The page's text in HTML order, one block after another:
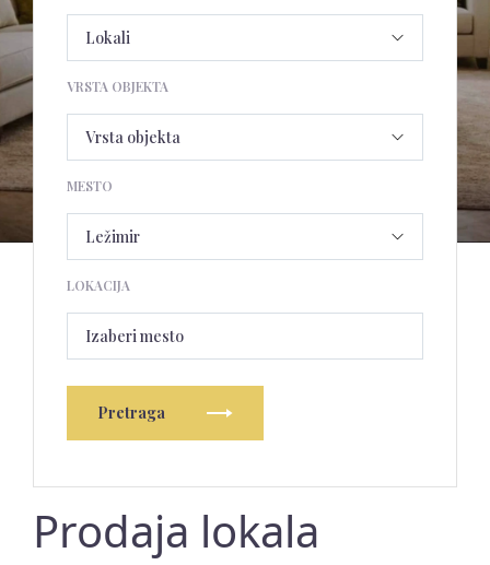
VRSTA OBJEKTA
MESTO
LOKACIJA
Izaberi mesto
Pretraga
Prodaja lokala